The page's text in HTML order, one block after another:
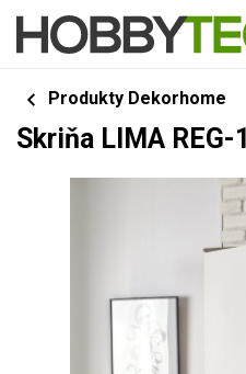
Produkty Dekorhome
Skriňa LIMA REG-1